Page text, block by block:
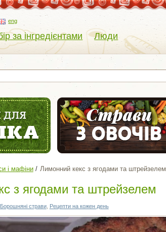
eng
за інгредієнтами Люди
і мафіни Лимонний кекс з ягодами та штрейзелем
з ягодами та штрейзелем
Борошняні страви, Рецепти на кожен день